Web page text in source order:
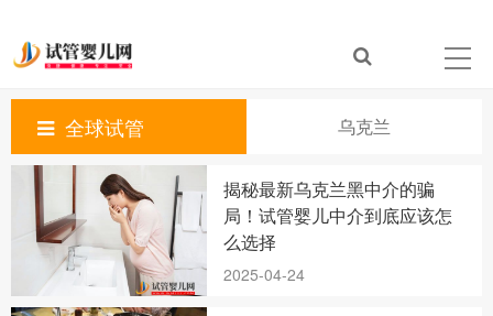
全球试管 乌克兰
揭秘最新乌克兰黑中介的骗
局！试管婴儿中介到底应该怎
么选择
2025-04-24